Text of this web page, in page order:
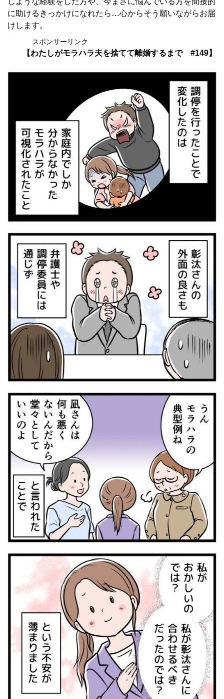
に助けるきっかけになれたら…心からそう願いながらお届
けします。
スポンサーリンク
【わたしがモラハラ夫を捨てて離婚するまで #149】